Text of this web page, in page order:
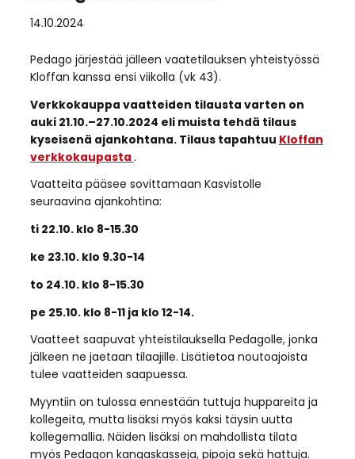
14.10.2024
Pedago järjestää jälleen vaatetilauksen yhteistyössä
Kloffan kanssa ensi viikolla (vk 43).
Verkkokauppa vaatteiden tilausta varten on
auki 21.10.–27.10.2024 eli muista tehdä tilaus
kyseisenä ajankohtana. Tilaus tapahtuu Kloffan
verkkokaupasta .
Vaatteita pääsee sovittamaan Kasvistolle
seuraavina ajankohtina:
ti 22.10. klo 8-15.30
ke 23.10. klo 9.30-14
to 24.10. klo 8-15.30
pe 25.10. klo 8-11 ja klo 12-14.
Vaatteet saapuvat yhteistilauksella Pedagolle, jonka
jälkeen ne jaetaan tilaajille. Lisätietoa noutoajoista
tulee vaatteiden saapuessa.
Myyntiin on tulossa ennestään tuttuja huppareita ja
kollegeita, mutta lisäksi myös kaksi täysin uutta
kollegemallia. Näiden lisäksi on mahdollista tilata
myös Pedagon kangaskasseja, pipoja sekä hattuja.